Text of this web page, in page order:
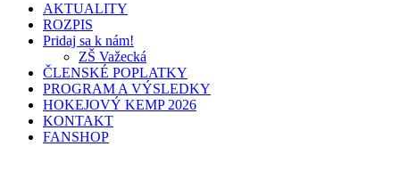
AKTUALITY
ROZPIS
Pridaj sa k nám!
ZŠ Važecká
ČLENSKÉ POPLATKY
PROGRAM A VÝSLEDKY
HOKEJOVÝ KEMP 2026
KONTAKT
FANSHOP